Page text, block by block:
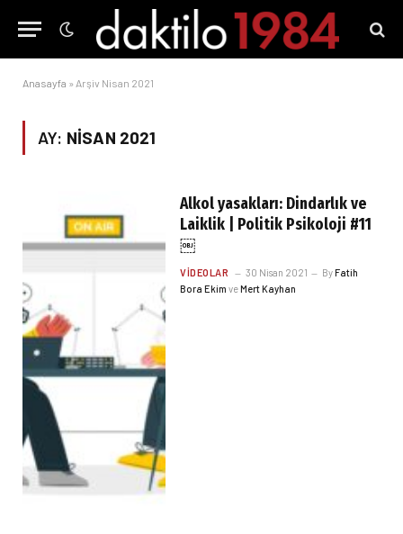
Anasayfa » Arşiv Nisan 2021
AY: NISAN 2021
Alkol yasakları: Dindarlık ve
Laiklik | Politik Psikoloji #11
￼
VIDEOLAR 30 Nisan 2021 ByFatih
Bora Ekim veMert Kayhan